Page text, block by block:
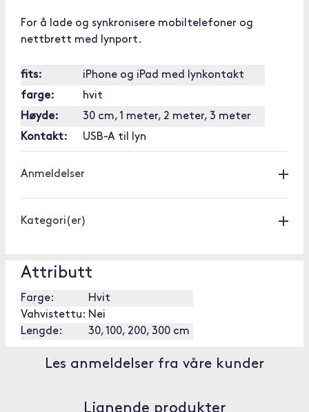
For å lade og synkronisere mobiltelefoner og
nettbrett med lynport.
fits:
iPhone og iPad med lynkontakt
farge:
hvit
Høyde:
30 cm, 1 meter, 2 meter, 3 meter
Kontakt:
USB-A til lyn
Anmeldelser
Kategori(er)
Attributt
Farge:
Hvit
Vahvistettu: Nei
Lengde:
30, 100, 200, 300 cm
Les anmeldelser fra våre kunder